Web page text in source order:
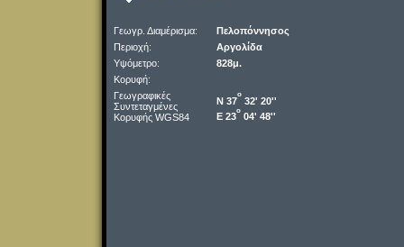
Γεωγρ. Διαμέρισμα:
Πελοπόννησος
Περιοχή:
Αργολίδα
Υψόμετρο:
828μ.
Κορυφή:
Γεωγραφικές
Συντεταγμένες
Κορυφής WGS84
Ν 37
o
32' 20''
Ε 23
o
04' 48''